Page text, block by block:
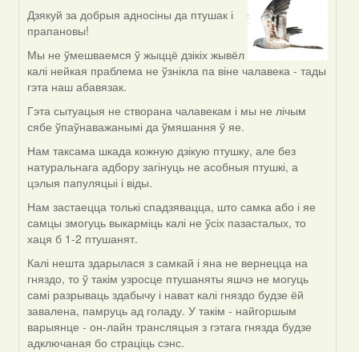
In
reply
to
by
Жанна
Дзякуй за добрыя адносіны да птушак і
прапановы!
Мы не ўмешваемся ў жыццё дзікіх жывёл
калі нейкая праблема не ўзнікла па віне чалавека - тады
гэта наш абавязак.
Гэта сытуацыя не створана чалавекам і мы не лічым
сябе ўпаўнаважанымі да ўмяшання ў яе.
Нам таксама шкада кожную дзікую птушку, але без
натуральнага адбору загінуць не асобныя птушкі, а
цэлыя папуляцыі і віды.
Нам застаецца толькі спадзявацца, што самка або і яе
самцы змогуць выкарміць калі не ўсіх пазасталых, то
хаця б 1-2 птушанят.
Калі нешта здарылася з самкай і яна не вернецца на
гняздо, то ў такім узросце птушаняты яшчэ не могуць
самі разрываць здабычу і нават калі гняздо будзе ёй
завалена, памруць ад голаду. У такім - найгоршым
варыянце - он-лайн трансляцыя з гэтага гнязда будзе
адключаная бо страціць сэнс.